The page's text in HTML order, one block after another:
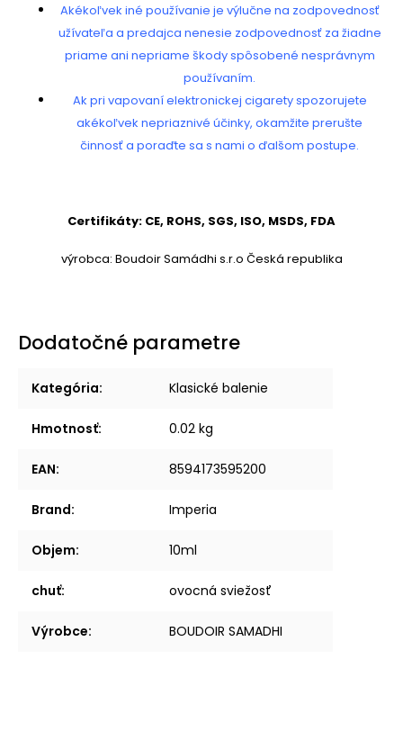
Akékoľvek iné používanie je výlučne na zodpovednosť
užívateľa a predajca nenesie zodpovednosť za žiadne
priame ani nepriame škody spôsobené nesprávnym
používaním.
Ak pri vapovaní elektronickej cigarety spozorujete
akékoľvek nepriaznivé účinky, okamžite prerušte
činnosť a poraďte sa s nami o ďalšom postupe.
Certifikáty: CE, ROHS, SGS, ISO, MSDS, FDA
výrobca: Boudoir Samádhi s.r.o Česká republika
Dodatočné parametre
Kategória: Klasické balenie
Hmotnosť: 0.02 kg
EAN: 8594173595200
Brand: Imperia
Objem: 10ml
chuť: ovocná sviežosť
Výrobce: BOUDOIR SAMADHI